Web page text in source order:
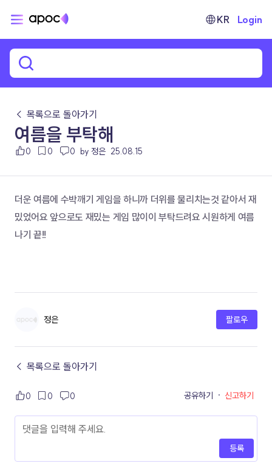
KR Login
← 목록으로 돌아가기
여름을 부탁해
0 0 0 by 정은 25.08.15
더운 여름에 수박깨기 게임을 하니까 더위를 물리치는것 같아서 재
밌었어요 앞으로도 재밌는 게임 많이이 부탁드려요 시원하게 여름
나기 끝!!
정은 팔로우
← 목록으로 돌아가기
0 0 0 공유하기 · 신고하기
등록